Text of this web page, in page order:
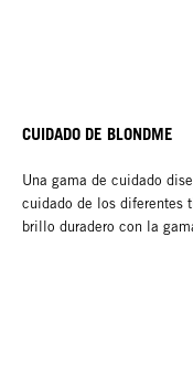
CUIDADO DE BLONDME
Una gama de cuidado
cuidado de los diferentes
brillo duradero con la